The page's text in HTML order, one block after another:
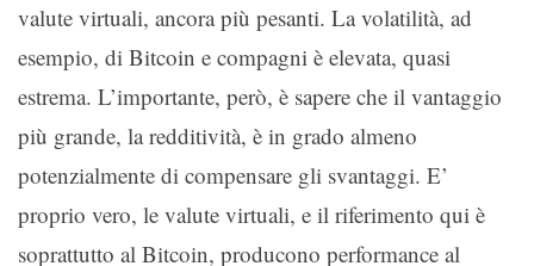
valute virtuali, ancora più pesanti. La volatilità, ad
esempio, di Bitcoin e compagni è elevata, quasi
estrema. L’importante, però, è sapere che il vantaggio
più grande, la redditività, è in grado almeno
potenzialmente di compensare gli svantaggi. E’
proprio vero, le valute virtuali, e il riferimento qui è
soprattutto al Bitcoin, producono performance al